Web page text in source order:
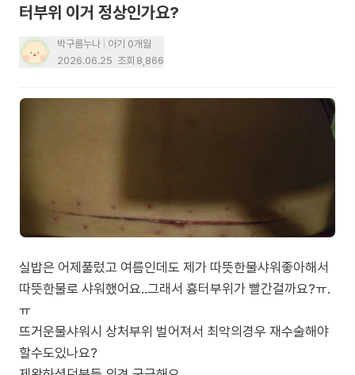
터부위 이거 정상인가요?
박구름누나
아기 0개월
2026.06.25 조회 8,866
실밥은 어제풀렀고 여름인데도 제가 따뜻한물샤워좋아해서
따뜻한물로 샤워했어요..그래서 흉터부위가 빨간걸까요?ㅠ.
ㅠ
뜨거운물샤워시 상처부위 벌어져서 최악의경우 재수술해야
할수도있나요?